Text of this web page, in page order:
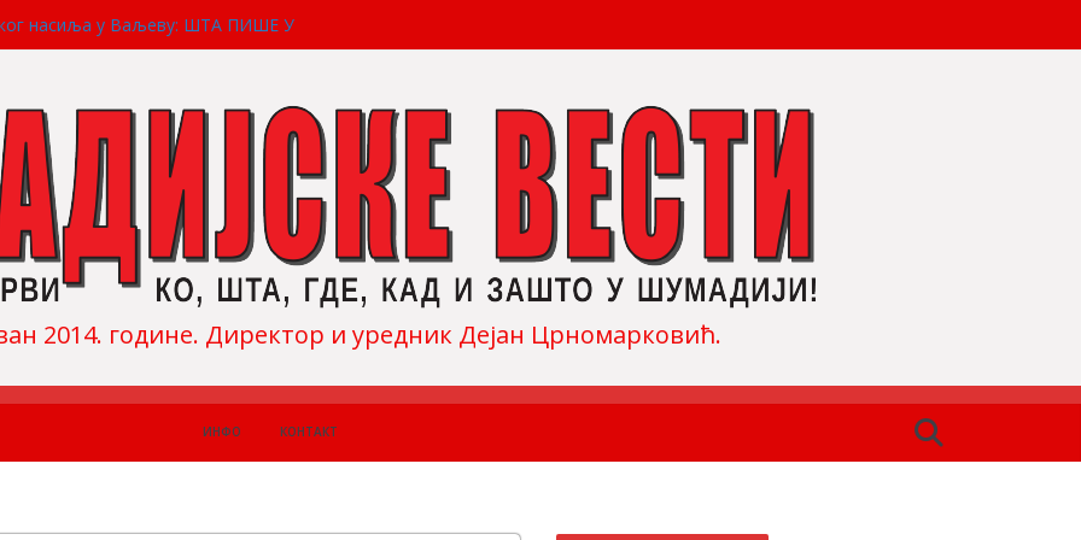
насиља у Ваљеву: ШТА ПИШЕ У
ГРАЂАНА
НА ПРОТЕСТУ „ТИ И ЈА, СЛАВИЈА“
И 190 ХИЉАДА ЉУДИ
МЕМОРАНДУМ О КОСОВУ И
2014. године. Директор и уредник Дејан Црномарковић.
ИНФО КОНТАКТ